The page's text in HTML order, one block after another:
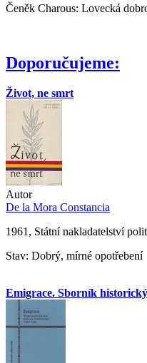
Čeněk Charous: Lovecká
Doporučujeme:
Život, ne smrt
Autor
De la Mora Constancia
1961, Státní nakladatelství
Stav: Dobrý, mírné opotřebení
Emigrace. Sborník